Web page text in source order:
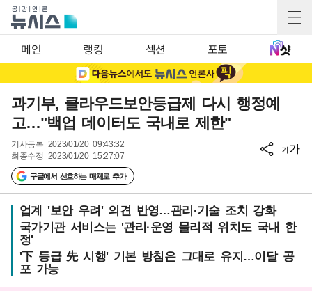
메인 랭킹 섹션 포토
과기부, 클라우드보안등급제 다시 행정예
고…"백업 데이터도 국내로 제한"
기사등록 2023/01/20 09:43:32
최종수정 2023/01/20 15:27:07
구글에서 선호하는 매체로 추가
가가
업계 '보안 우려' 의견 반영…관리·기술 조치 강화
국가기관 서비스는 '관리·운영 물리적 위치도 국내 한
정'
'下 등급 先 시행' 기본 방침은 그대로 유지…이달 공
포 가능